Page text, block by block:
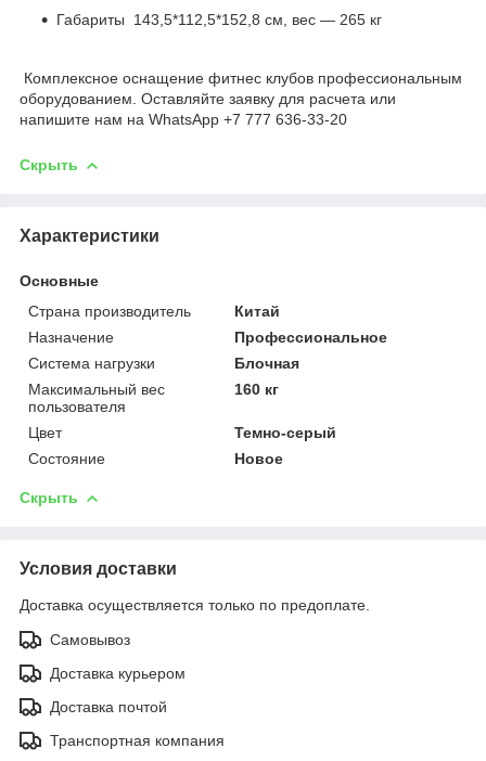
Габариты 143,5*112,5*152,8 см, вес — 265 кг
Комплексное оснащение фитнес клубов профессиональным
оборудованием. Оставляйте заявку для расчета или
напишите нам на WhatsApp +7 777 636-33-20
Скрыть
Характеристики
Основные
Страна производитель
Китай
Назначение
Профессиональное
Система нагрузки
Блочная
Максимальный вес
пользователя
160 кг
Цвет
Темно-серый
Состояние
Новое
Скрыть
Условия доставки
Доставка осуществляется только по предоплате.
Самовывоз
Доставка курьером
Доставка почтой
Транспортная компания